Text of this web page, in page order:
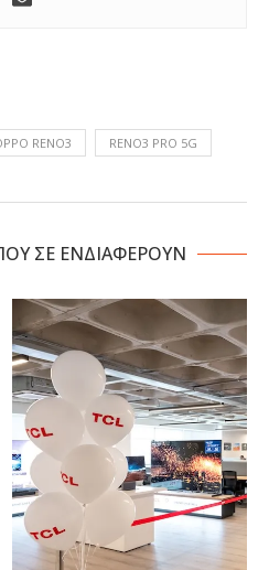
RENO3 RENO3 PRO 5G
ΣΕ ΕΝΔΙΑΦΕΡΟΥΝ